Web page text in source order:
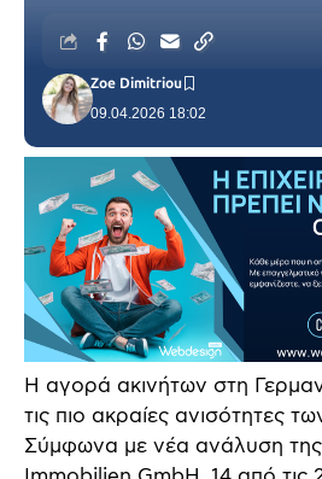
09.04.2026 18:02
Zoe Dimitriou
Η αγορά ακινήτων στη
τις πιο ακραίες ανισότητες
Σύμφωνα με νέα ανάλυση της